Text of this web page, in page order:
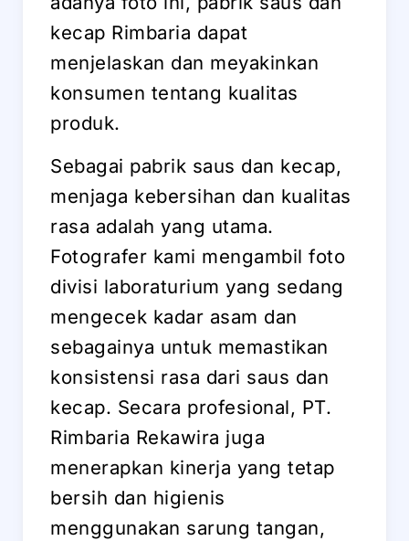
kecap Rimbaria dapat
menjelaskan dan meyakinkan
konsumen tentang kualitas
produk.
Sebagai pabrik saus dan kecap,
menjaga kebersihan dan kualitas
rasa adalah yang utama.
Fotografer kami mengambil foto
divisi laboraturium yang sedang
mengecek kadar asam dan
sebagainya untuk memastikan
konsistensi rasa dari saus dan
kecap. Secara profesional, PT.
Rimbaria Rekawira juga
menerapkan kinerja yang tetap
bersih dan higienis
menggunakan sarung tangan,